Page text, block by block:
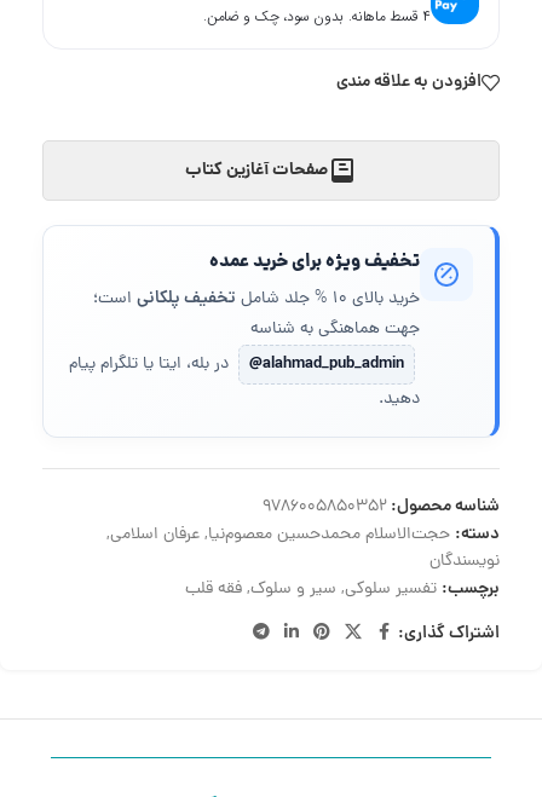
۴ قسط ماهانه. بدون سود، چک و ضامن.
افزودن به علاقه مندی
صفحات آغازین کتاب
تخفیف ویژه برای خرید عمده
خرید بالای 10 % جلد شامل تخفیف پلکانی است؛
جهت هماهنگی به شناسه
@alahmad_pub_admin
در بله، ایتا یا تلگرام پیام
دهید.
شناسه محصول:9786005850352
دسته: حجت‌الاسلام محمدحسین معصوم‌نیا,عرفان اسلامی,
نویسندگان
برچسب: تفسیر سلوکی, سیر و سلوک,فقه قلب
اشتراک گذاری: